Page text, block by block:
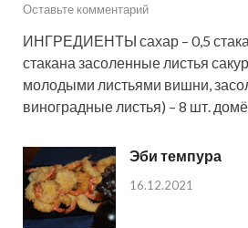
Оставьте комментарий
ИНГРЕДИЕНТЫ сахар – 0,5
стакана засоленные листья
молодыми листьями вишни,
виноградные листья) – 8 шт.
Эби темпура
16.12.2021